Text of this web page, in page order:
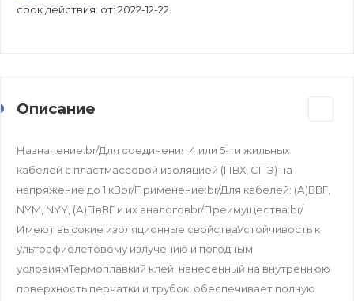
срок действия: от: 2022-12-22
Описание
Назначение:br/Для соединения 4 или 5-ти жильных
кабелей с пластмассовой изоляцией (ПВХ, СПЭ) на
напряжение до 1 кВbr/Применение:br/Для кабелей: (А)ВВГ,
NYM, NYY, (А)ПвВГ и их аналоговbr/Преимущества:br/
Имеют высокие изоляционные свойстваУстойчивость к
ультрафиолетовому излучению и погодным
условиямТермоплавкий клей, нанесенный на внутреннюю
поверхность перчатки и трубок, обеспечивает полную